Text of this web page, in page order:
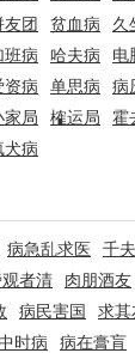
友团 贫血病 久
班病 哈夫病 电
资病 单思病 病
家局 榷运局 霍
犬病
病急乱求医 千
者清 肉朋酒友
病民害国 求其
时病 病在膏肓